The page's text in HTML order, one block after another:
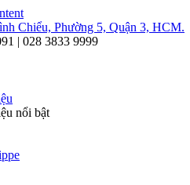
Chiểu, Phường 5, Quận 3, HCM.
| 028 3833 9999
nổi bật